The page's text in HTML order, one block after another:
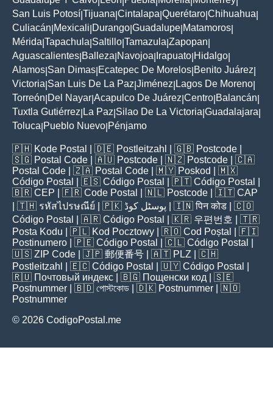
San Luis Potosí Tijuana Cintalapa Querétaro Chihuahua
Culiacán Mexicali Durango Guadalupe Matamoros
Mérida Tapachula Saltillo Tamazula Zapopan
Aguascalientes Balleza Navojoa Irapuato Hidalgo
Alamos San Dimas Ecatepec De Morelos Benito Juárez
Victoria San Luis De La Paz Jiménez Lagos De Moreno
Torreón Del Nayar Acapulco De Juárez Centro Balancán
Tuxtla Gutiérrez La Paz Silao De La Victoria Guadalajara
Toluca Pueblo Nuevo Pénjamo
🇵🇭 Kode Postal | 🇩🇪 Postleitzahl | 🇬🇧 Postcode
🇸🇬 Postal Code | 🇦🇺 Postcode | 🇳🇿 Postcode | 🇨🇦
Postal Code | 🇿🇦 Postal Code | 🇲🇾 Poskod
| 🇲🇽
Código Postal
| 🇪🇸 Código Postal | 🇵🇹 Código Postal
🇧🇷 CEP | 🇫🇷 Code Postal | 🇳🇱 Postcode | 🇮🇹 CAP
| 🇹🇭 รหัสไปรษณีย์ | 🇵🇰 پوسٹل کوڈ | 🇮🇳पिन कोड | 🇨🇴
Código Postal
| 🇦🇷 Código Postal | 🇰🇷 우편번호
| 🇹🇷
Posta Kodu | 🇵🇱 Kod Pocztowy | 🇷🇴 Cod Poștal
| 🇫🇮
Postinumero | 🇵🇪 Código Postal | 🇨🇱 Código Postal
🇺🇸 ZIP Code | 🇯🇵 郵便番号 | 🇦🇹 PLZ | 🇨🇭
Postleitzahl
| 🇪🇨 Código Postal | 🇺🇾 Código Postal
🇷🇺 Почтовый индекс | 🇧🇬 Пощенски код | 🇸🇪
Postnummer | 🇧🇩 পোস্টকোড | 🇩🇰 Postnummer | 🇳🇴
Postnummer
© 2026 CodigoPostal.me